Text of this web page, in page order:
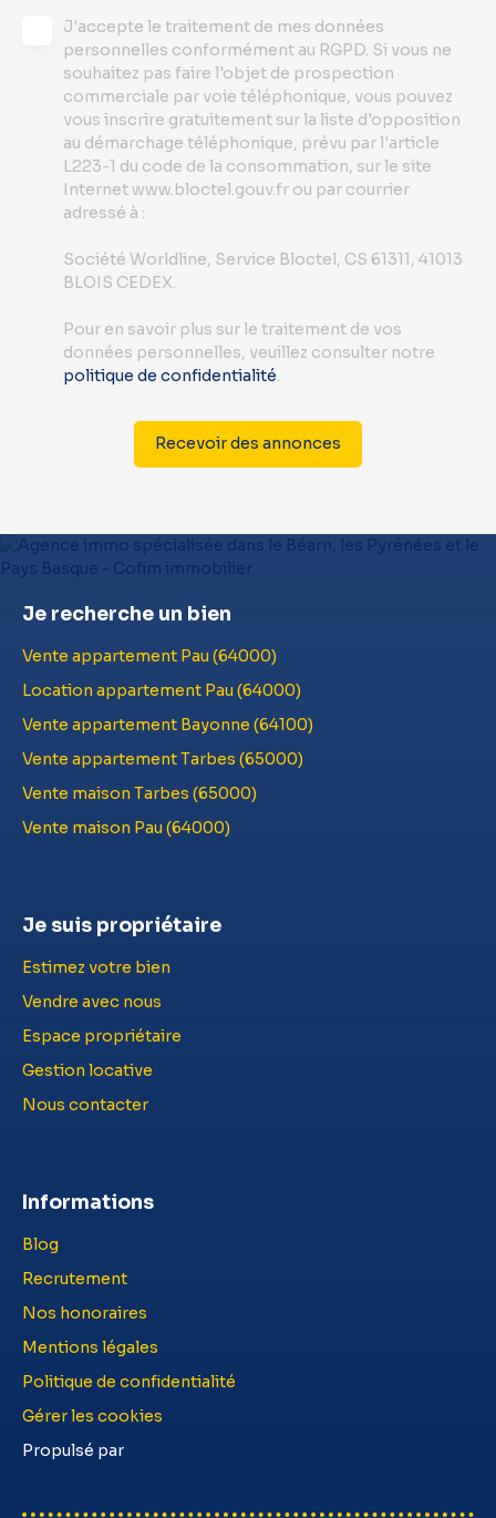
J'accepte le traitement de mes données
personnelles conformément au RGPD. Si vous ne
souhaitez pas faire l'objet de prospection
commerciale par voie téléphonique, vous pouvez
vous inscrire gratuitement sur la liste d'opposition
au démarchage téléphonique, prévu par l'article
L223-1 du code de la consommation, sur le site
Internet www.bloctel.gouv.fr ou par courrier
adressé à :
Société Worldline, Service Bloctel, CS 61311, 41013
BLOIS CEDEX.
Pour en savoir plus sur le traitement de vos
données personnelles, veuillez consulter notre
politique de confidentialité.
Recevoir des annonces
Je recherche un bien
Vente appartement Pau (64000)
Location appartement Pau (64000)
Vente appartement Bayonne (64100)
Vente appartement Tarbes (65000)
Vente maison Tarbes (65000)
Vente maison Pau (64000)
Je suis propriétaire
Estimez votre bien
Vendre avec nous
Espace propriétaire
Gestion locative
Nous contacter
Informations
Blog
Recrutement
Nos honoraires
Mentions légales
Politique de confidentialité
Gérer les cookies
Propulsé par